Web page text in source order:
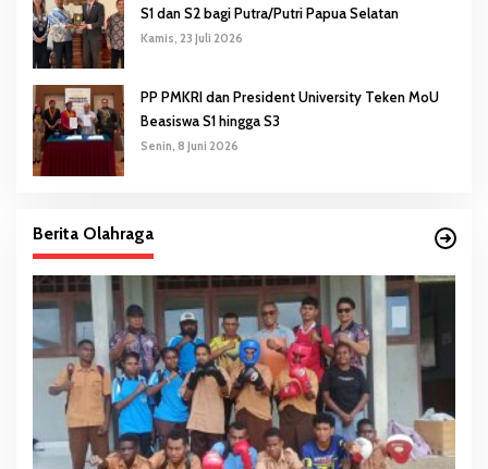
S1 dan S2 bagi Putra/Putri Papua Selatan
Kamis, 23 Juli 2026
PP PMKRI dan President University Teken MoU
Beasiswa S1 hingga S3
Senin, 8 Juni 2026
Berita Olahraga